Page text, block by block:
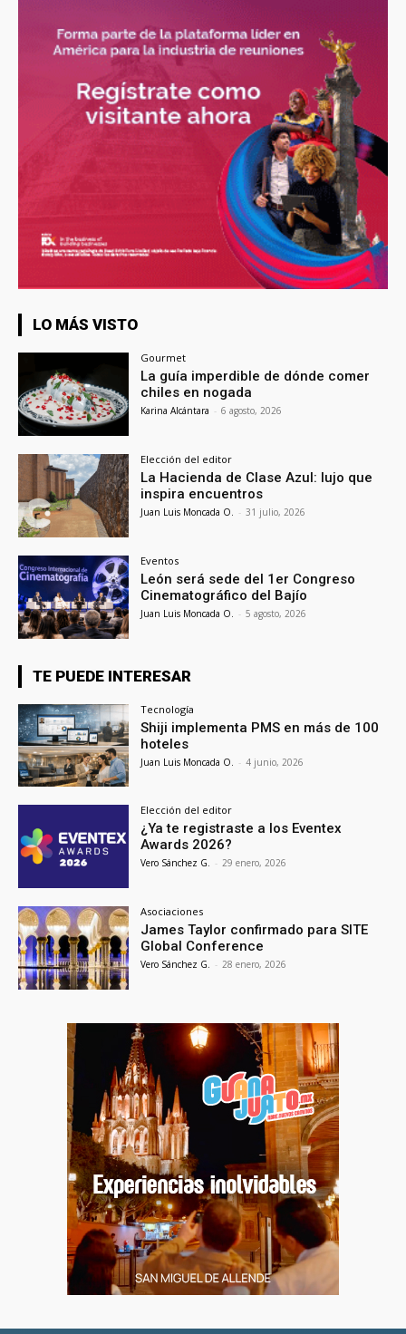
LO MÁS VISTO
Gourmet
La guía imperdible de dónde comer
chiles en nogada
Karina Alcántara - 6 agosto, 2026
Elección del editor
La Hacienda de Clase Azul: lujo que
inspira encuentros
Juan Luis Moncada O. - 31 julio, 2026
Eventos
León será sede del 1er Congreso
Cinematográfico del Bajío
Juan Luis Moncada O. - 5 agosto, 2026
TE PUEDE INTERESAR
Tecnología
Shiji implementa PMS en más de 100
hoteles
Juan Luis Moncada O. - 4 junio, 2026
Elección del editor
¿Ya te registraste a los Eventex
Awards 2026?
Vero Sánchez G. - 29 enero, 2026
Asociaciones
James Taylor confirmado para SITE
Global Conference
Vero Sánchez G. - 28 enero, 2026